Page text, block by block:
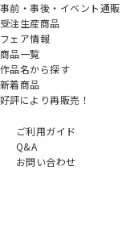
事前・事後・イベント通販
受注生産商品
フェア情報
商品一覧
作品名から探す
新着商品
好評により再販売！
ご利用ガイド
Q&A
お問い合わせ